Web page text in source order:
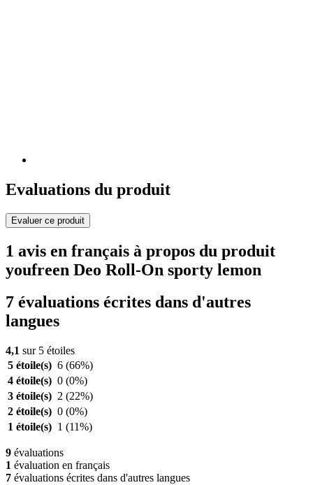
Evaluations du produit
Evaluer ce produit
1 avis en français à propos du produit
youfreen Deo Roll-On sporty lemon
7 évaluations écrites dans d'autres
langues
4,1 sur 5 étoiles
5 étoile(s) 6 (66%)
4 étoile(s) 0 (0%)
3 étoile(s) 2 (22%)
2 étoile(s) 0 (0%)
1 étoile(s) 1 (11%)
9 évaluations
1 évaluation en français
7 évaluations écrites dans d'autres langues